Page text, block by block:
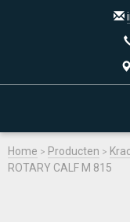
Home > Producten >
ROTARY CALF M 815